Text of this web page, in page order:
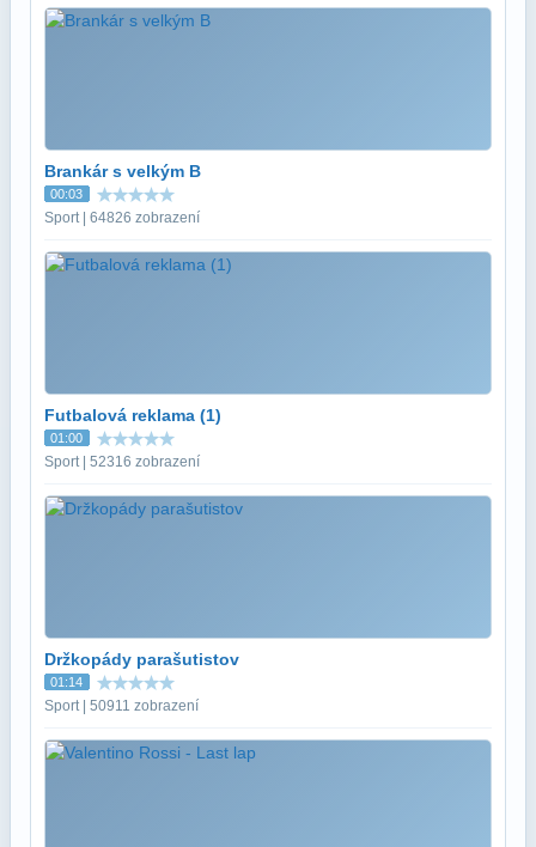
Brankár s velkým B
00:03
Sport | 64826 zobrazení
Futbalová reklama (1)
01:00
Sport | 52316 zobrazení
Držkopády parašutistov
01:14
Sport | 50911 zobrazení